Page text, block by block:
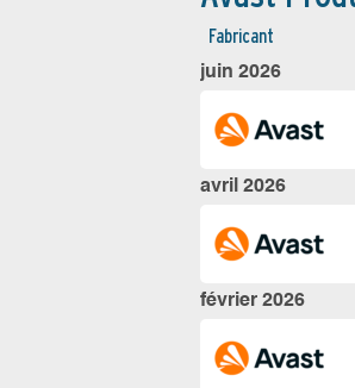
Fabricant
juin 2026
avril 2026
février 2026